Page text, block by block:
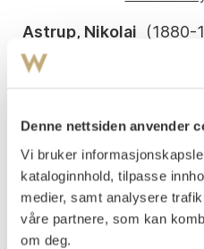
Denne nettsiden anvender
Vi bruker
kataloginnhold, tilpasse
medier, samt analysere
våre partnere, som kan
om deg.
Astrup, Nikolai (1880-
Ung pike
Signert i platen nede t.v.: NA
Loge, Gjessing og Greve nr.
Vurdering
NOK 40 000–60 000